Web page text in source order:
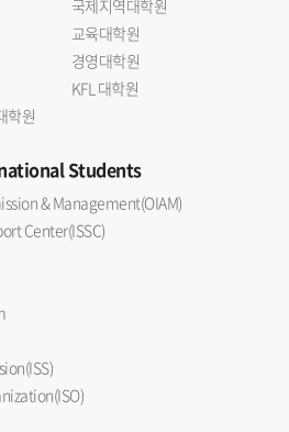
국제지역대학원
교육대학원
경영대학원
KFL 대학원
학원
Students
& Management(OIAM)
Center(ISSC)